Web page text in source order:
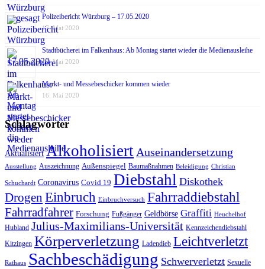
Polizeibericht Würzburg – 17.05.2020
17. Mai 2020
Stadtbücherei im Falkenhaus: Ab Montag startet wieder die Medienausleihe
17. Mai 2020
Markt- und Messebeschicker kommen wieder
16. Mai 2020
Schlagwörter
Aktualisiert Alkoholisiert Auseinandersetzung
Ausstellung Auszeichnung Außenspiegel Baumaßnahmen Beleidigung Christian
Schuchardt Coronavirus Covid 19 Diebstahl Diskothek
Drogen Einbruch Einbruchversuch Fahrraddiebstahl
Fahrradfahrer Forschung Fußgänger Geldbörse Graffiti Heuchelhof
Hubland Julius-Maximilians-Universität Kennzeichendiebstahl
Kitzingen Körperverletzung Ladendieb Leichtverletzt
Rathaus Sachbeschädigung Schwerverletzt Sexuelle